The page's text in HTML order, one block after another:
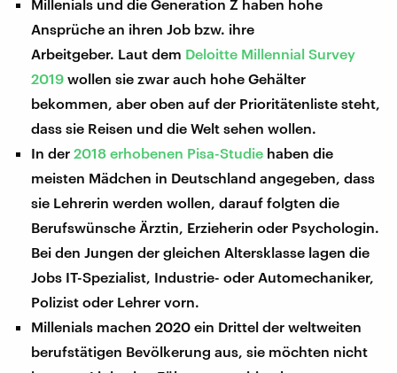
Millenials und die Generation Z haben hohe
Ansprüche an ihren Job bzw. ihre
Arbeitgeber. Laut dem Deloitte Millennial Survey
2019 wollen sie zwar auch hohe Gehälter
bekommen, aber oben auf der Prioritätenliste steht,
dass sie Reisen und die Welt sehen wollen.
In der2018 erhobenen Pisa-Studie haben die
meisten Mädchen in Deutschland angegeben, dass
sie Lehrerin werden wollen, darauf folgten die
Berufswünsche Ärztin, Erzieherin oder Psychologin.
Bei den Jungen der gleichen Altersklasse lagen die
Jobs IT-Spezialist, Industrie- oder Automechaniker,
Polizist oder Lehrer vorn.
Millenials machen 2020 ein Drittel der weltweiten
berufstätigen Bevölkerung aus, sie möchten nicht